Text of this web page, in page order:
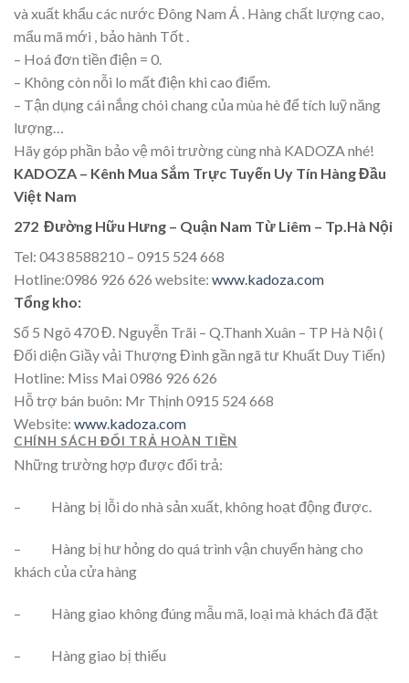
và xuất khẩu các nước Đông Nam Á . Hàng chất lượng cao,
mẩu mã mới , bảo hành Tốt .
– Hoá đơn tiền điện = 0.
– Không còn nỗi lo mất điện khi cao điểm.
– Tận dụng cái nắng chói chang của mùa hè để tích luỹ năng
lượng…
Hãy góp phần bảo vệ môi trường cùng nhà KADOZA nhé!
KADOZA – Kênh Mua Sắm Trực Tuyến Uy Tín Hàng Đầu
Việt Nam
272 Đường Hữu Hưng – Quận Nam Từ Liêm – Tp.Hà Nội
Tel: 043 8588210 – 0915 524 668
Hotline:0986 926 626 website: www.kadoza.com
Tổng kho:
Số 5 Ngõ 470 Đ. Nguyễn Trãi – Q.Thanh Xuân – TP Hà Nội (
Đối diện Giầy vải Thượng Đình gần ngã tư Khuất Duy Tiến)
Hotline: Miss Mai 0986 926 626
Hỗ trợ bán buôn: Mr Thịnh 0915 524 668
Website: www.kadoza.com
CHÍNH SÁCH ĐỔI TRẢ HOÀN TIỀN
Những trường hợp được đổi trả:
– Hàng bị lỗi do nhà sản xuất, không hoạt động được.
– Hàng bị hư hỏng do quá trình vận chuyển hàng cho
khách của cửa hàng
– Hàng giao không đúng mẫu mã, loại mà khách đã đặt
– Hàng giao bị thiếu